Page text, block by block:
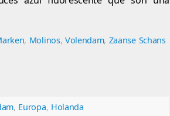
, Molinos, Volendam, Zaanse Schans
, Europa, Holanda